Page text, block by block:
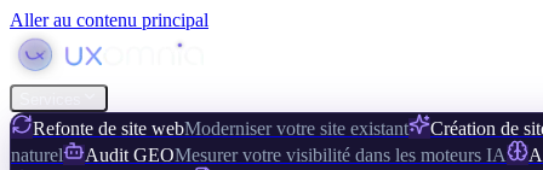
Aller au contenu principal
Refonte de site webModerniser votre site existant
Création de
naturel
Audit GEOMesurer votre visibilité dans les moteurs IA